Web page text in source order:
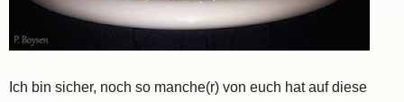
Ich bin sicher, noch so manche(r) von euch hat auf diese